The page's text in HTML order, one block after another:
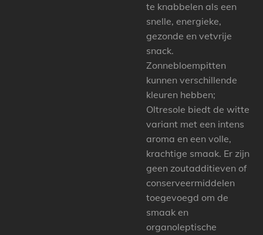
te knabbelen als een
snelle, energieke,
gezonde en vetvrije
snack.
Zonnebloempitten
kunnen verschillende
kleuren hebben;
Oltresole biedt de witte
variant met een intens
aroma en een volle,
krachtige smaak. Er zijn
geen zoutadditieven of
conserveermiddelen
toegevoegd om de
smaak en
organoleptische